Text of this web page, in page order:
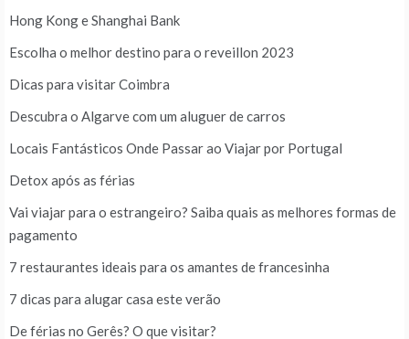
Hong Kong e Shanghai Bank
Escolha o melhor destino para o reveillon 2023
Dicas para visitar Coimbra
Descubra o Algarve com um aluguer de carros
Locais Fantásticos Onde Passar ao Viajar por Portugal
Detox após as férias
Vai viajar para o estrangeiro? Saiba quais as melhores formas de
pagamento
7 restaurantes ideais para os amantes de francesinha
7 dicas para alugar casa este verão
De férias no Gerês? O que visitar?